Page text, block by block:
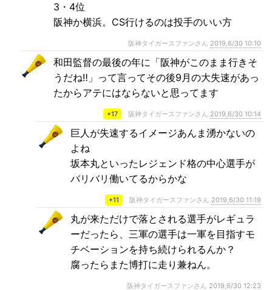
3・4位
阪神か横浜。CS行けるのは投手のいい方
阪神タイガースファンさん 2019,6/30 10:10
和田監督の最後の年に「阪神がこのまま行きそ
うだね‼️」って言ってその後9月の大失速があっ
たからアテにはならないと思ってます
+17 阪神タイガースファンさん 2019,6/30 10:14
巨人が失速するイメージあんま湧かないの
よね
坂本丸といったレジェンド格の中心選手が
バリバリ働いてるからかな
+11 阪神タイガースファンさん 2019,6/30 11:19
丸が来ただけで落とされる選手がレギュラ
ーだったら、三軍の選手は一軍を目指すモ
チベーションを持ち続けられるんか？
腐ったらまた博打に走り兼ねん。
阪神タイガースファンさん 2019,6/30 12:23